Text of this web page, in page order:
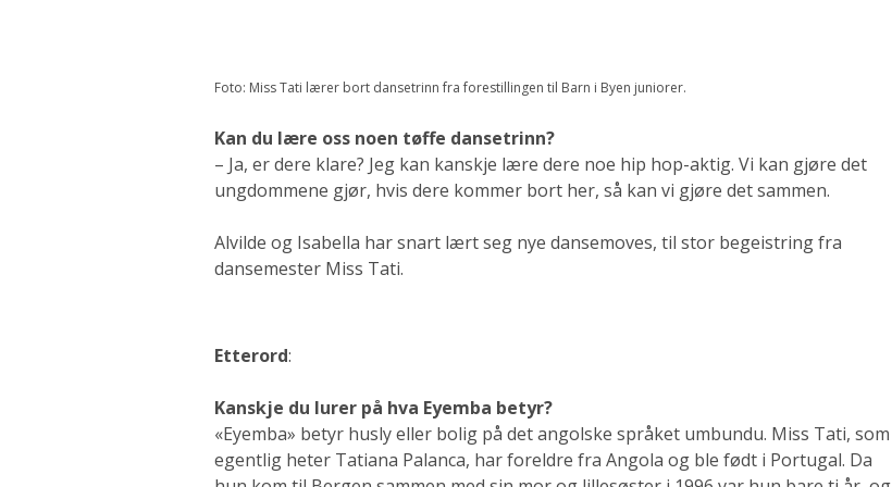
Foto: Miss Tati lærer bort dansetrinn fra forestillingen til Barn i Byen juniorer.
Kan du lære oss noen tøffe dansetrinn?
– Ja, er dere klare? Jeg kan kanskje lære dere noe hip hop-aktig. Vi kan gjøre det
ungdommene gjør, hvis dere kommer bort her, så kan vi gjøre det sammen.
Alvilde og Isabella har snart lært seg nye dansemoves, til stor begeistring fra
dansemester Miss Tati.
Etterord:
Kanskje du lurer på hva Eyemba betyr?
«Eyemba» betyr husly eller bolig på det angolske språket umbundu. Miss Tati, som
egentlig heter Tatiana Palanca, har foreldre fra Angola og ble født i Portugal. Da